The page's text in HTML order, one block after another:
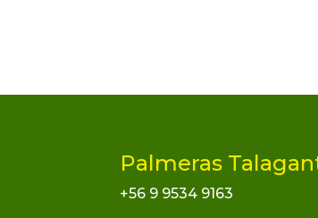
Palmeras
+56 9 9534 9163